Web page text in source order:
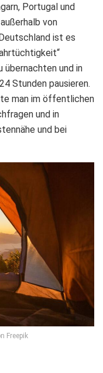
Portugal und
von
ist es
übernachten und in
Stunden pausieren.
man im öffentlichen
und in
und bei
Freepik